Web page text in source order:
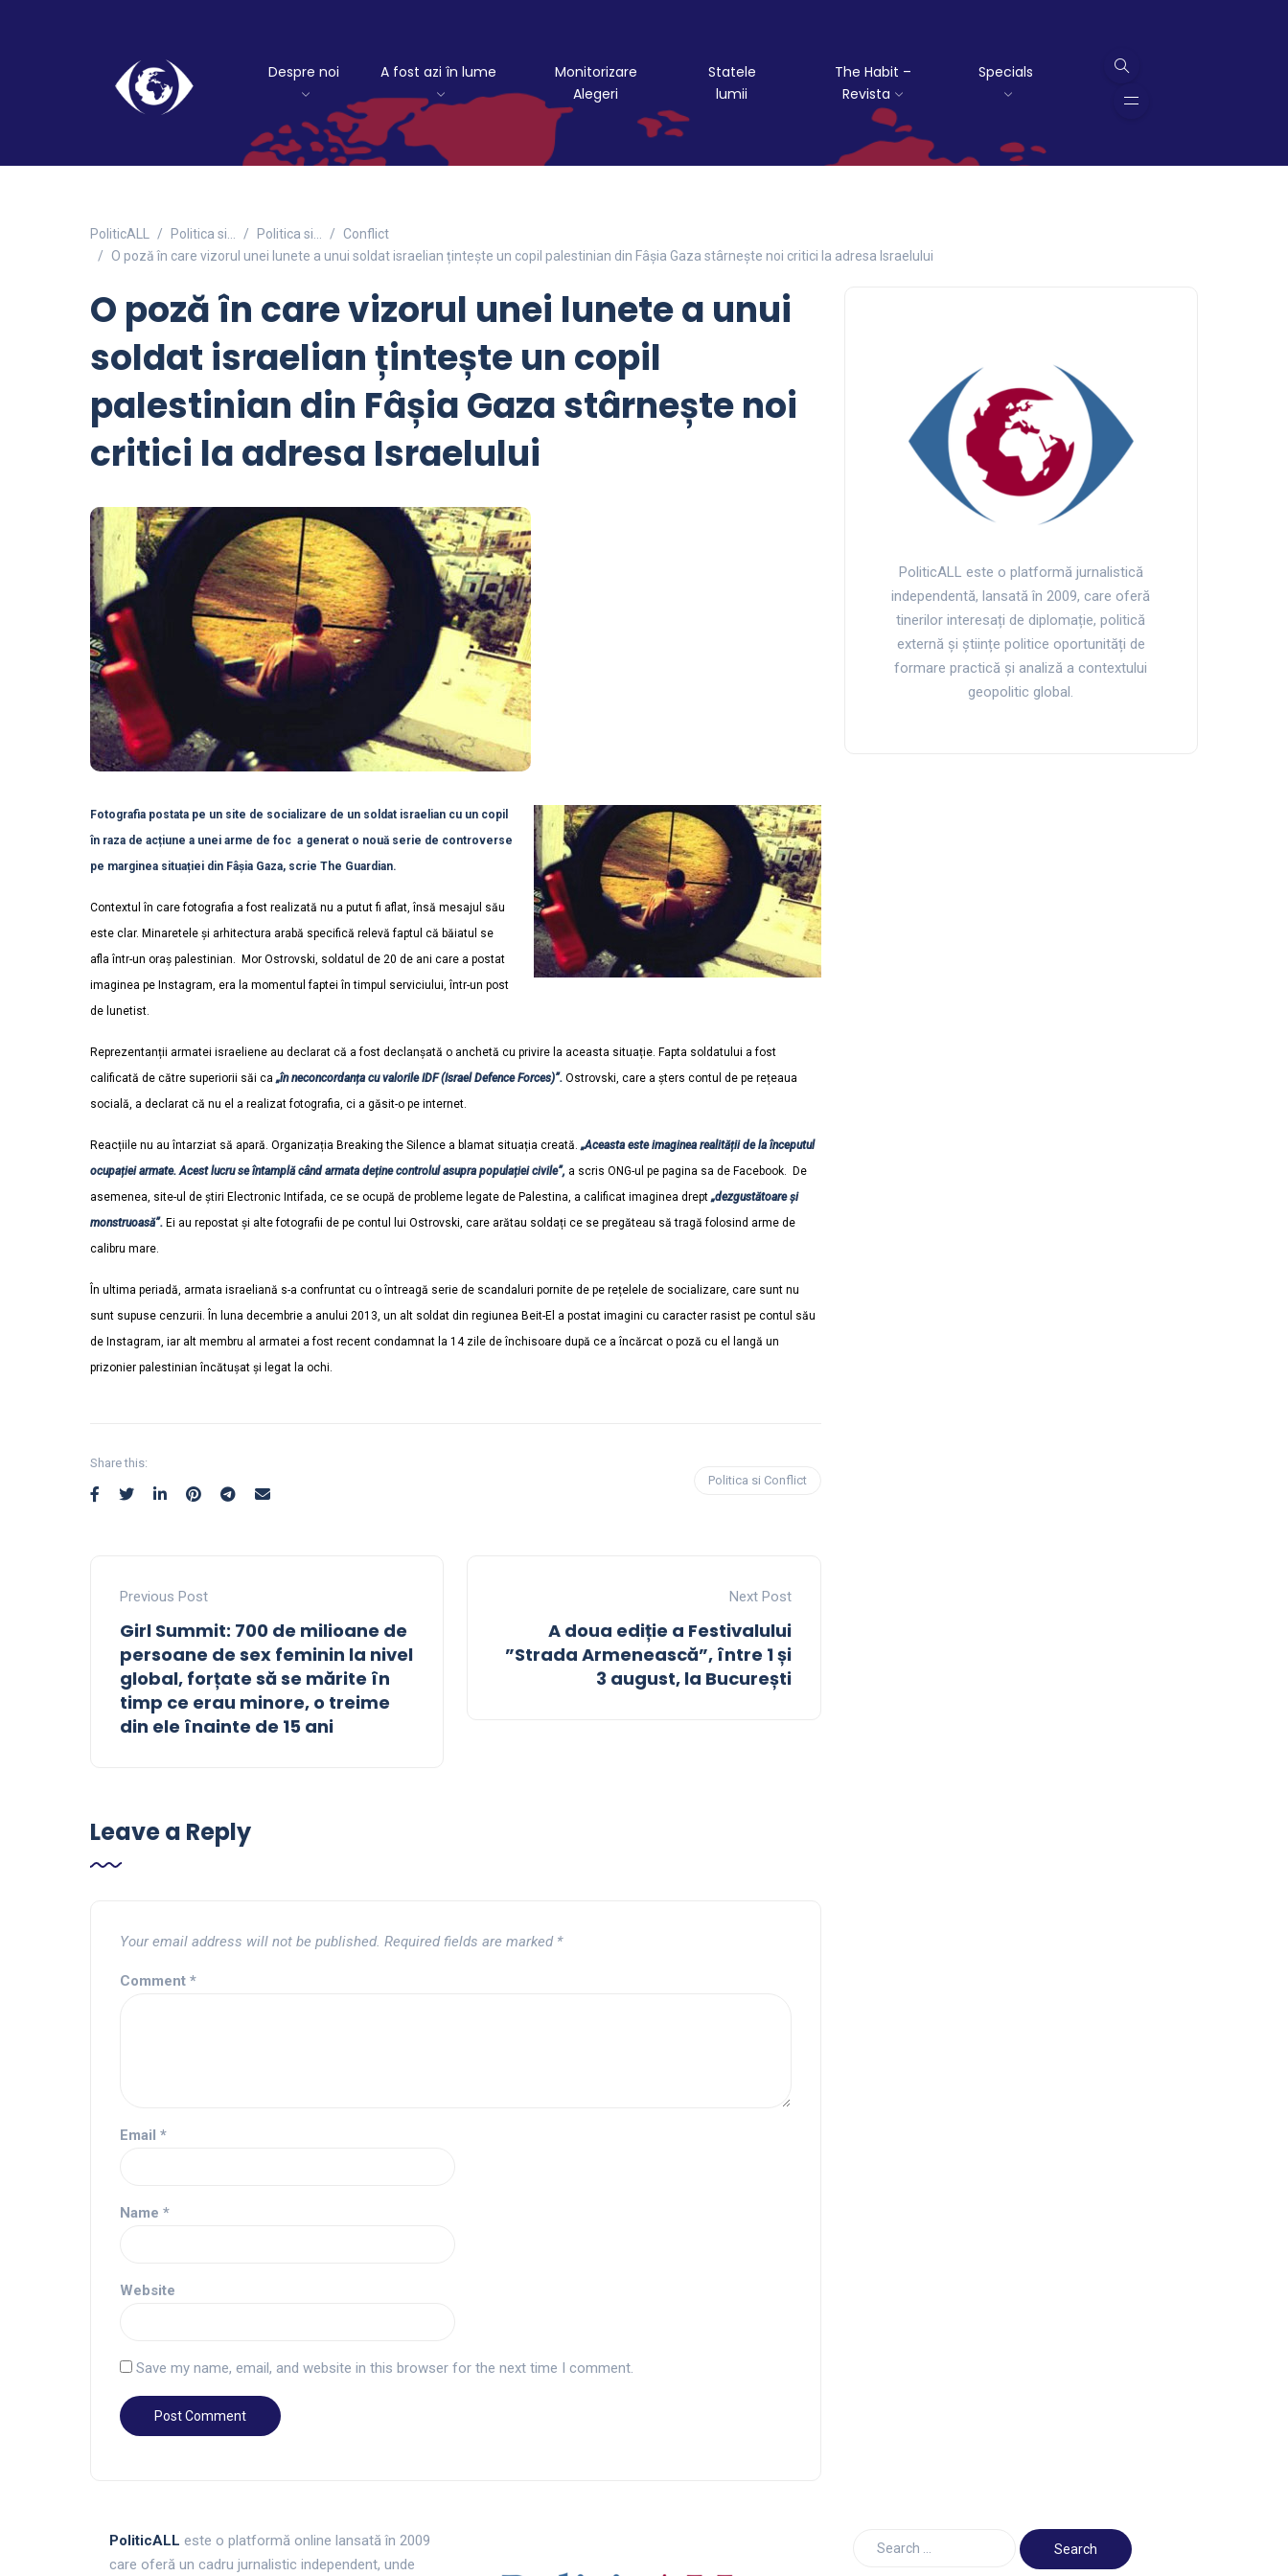
Despre noi A fost azi în lume
Monitorizare
Alegeri
Statele
lumii
The Habit –
Revista
Specials
PoliticALL Politica si… Politica si...
Conflict
O poză în care vizorul unei lunete a unui soldat israelian țintește un copil palestinian din Fâșia Gaza stârnește noi critici la adresa Israelului
O poză în care vizorul unei lunete a unui
soldat israelian țintește un copil
palestinian din Fâșia Gaza stârnește noi
critici la adresa Israelului
Fotografia postata pe un site de socializare de un soldat israelian cu un copil
în raza de acțiune a unei arme de foc a generat o nouă serie de controverse
pe marginea situației din Fâșia Gaza, scrie The Guardian.
Contextul în care fotografia a fost realizată nu a putut fi aflat, însă mesajul său
este clar. Minaretele și arhitectura arabă specifică relevă faptul că băiatul se
afla într-un oraș palestinian. Mor Ostrovski, soldatul de 20 de ani care a postat
imaginea pe Instagram, era la momentul faptei în timpul serviciului, într-un post
de lunetist.
Reprezentanții armatei israeliene au declarat că a fost declanșată o anchetă cu privire la aceasta situație. Fapta soldatului a fost
calificată de către superiorii săi ca „în neconcordanța cu valorile IDF (Israel Defence Forces)”. Ostrovski, care a șters contul de pe rețeaua
socială, a declarat că nu el a realizat fotografia, ci a găsit-o pe internet.
Reacțiile nu au întarziat să apară. Organizația Breaking the Silence a blamat situația creată. „Aceasta este imaginea realității de la începutul
ocupației armate. Acest lucru se întamplă când armata deține controlul asupra populației civile”, a scris ONG-ul pe pagina sa de Facebook. De
asemenea, site-ul de știri Electronic Intifada, ce se ocupă de probleme legate de Palestina, a calificat imaginea drept „dezgustătoare și
monstruoasă”. Ei au repostat și alte fotografii de pe contul lui Ostrovski, care arătau soldați ce se pregăteau să tragă folosind arme de
calibru mare.
În ultima periadă, armata israeliană s-a confruntat cu o întreagă serie de scandaluri pornite de pe rețelele de socializare, care sunt nu
sunt supuse cenzurii. În luna decembrie a anului 2013, un alt soldat din regiunea Beit-El a postat imagini cu caracter rasist pe contul său
de Instagram, iar alt membru al armatei a fost recent condamnat la 14 zile de închisoare după ce a încărcat o poză cu el langă un
prizonier palestinian încătușat și legat la ochi.
Share this:
Politica si Conflict
Previous Post
Girl Summit: 700 de milioane de
persoane de sex feminin la nivel
global, forțate să se mărite în
timp ce erau minore, o treime
din ele înainte de 15 ani
Next Post
A doua ediție a Festivalului
”Strada Armenească”, între 1 și
3 august, la București
Leave a Reply
Your email address will not be published. Required fields are marked *
Comment *
Email *
Name *
Website
Save my name, email, and website in this browser for the next time I comment.
PoliticALL este o platformă jurnalistică
independentă, lansată în 2009, care oferă
tinerilor interesați de diplomație, politică
externă și științe politice oportunități de
formare practică și analiză a contextului
geopolitic global.
PoliticALL este o platformă online lansată în 2009
care oferă un cadru jurnalistic independent, unde